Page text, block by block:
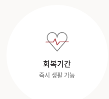
회복기간
즉시 생활 가능